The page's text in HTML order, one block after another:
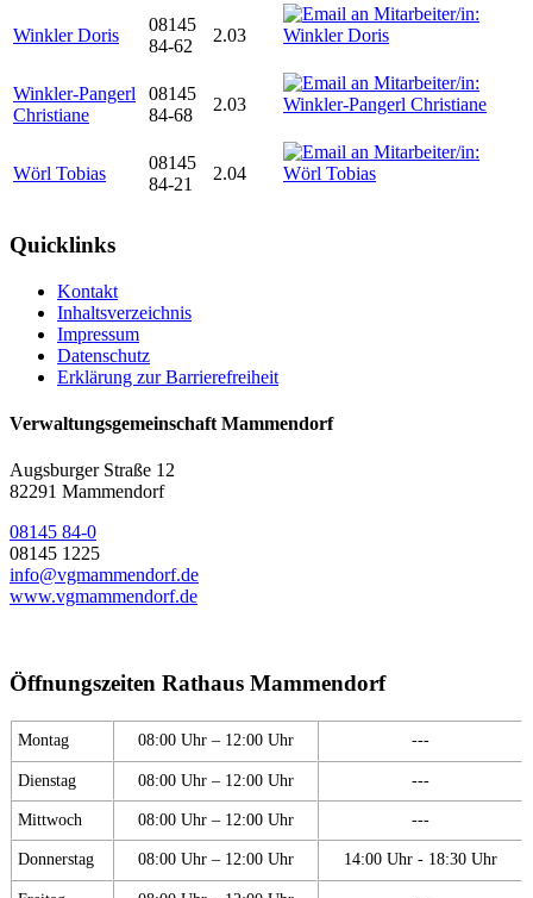
Winkler Doris
08145
84-62
2.03
Winkler-Pangerl
Christiane
08145
84-68
2.03
Wörl Tobias
08145
84-21
2.04
Quicklinks
Kontakt
Inhaltsverzeichnis
Impressum
Datenschutz
Erklärung zur Barrierefreiheit
Verwaltungsgemeinschaft Mammendorf
Augsburger Straße 12
82291 Mammendorf
08145 84-0
08145 1225
info@vgmammendorf.de
www.vgmammendorf.de
Öffnungszeiten Rathaus Mammendorf
Montag 08:00 Uhr – 12:00 Uhr ---
Dienstag 08:00 Uhr – 12:00 Uhr ---
Mittwoch 08:00 Uhr – 12:00 Uhr ---
Donnerstag 08:00 Uhr – 12:00 Uhr 14:00 Uhr - 18:30 Uhr